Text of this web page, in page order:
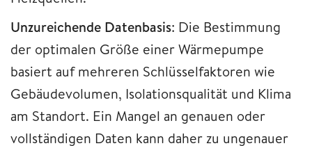
Unzureichende Datenbasis: Die Bestimmung
der optimalen Größe einer Wärmepumpe
basiert auf mehreren Schlüsselfaktoren wie
Gebäudevolumen, Isolationsqualität und Klima
am Standort. Ein Mangel an genauen oder
vollständigen Daten kann daher zu ungenauer